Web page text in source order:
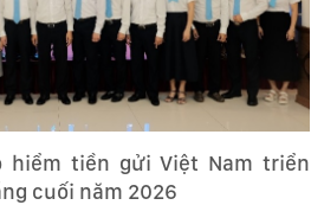
hiểm tiền gửi Việt Nam triển
cuối năm 2026